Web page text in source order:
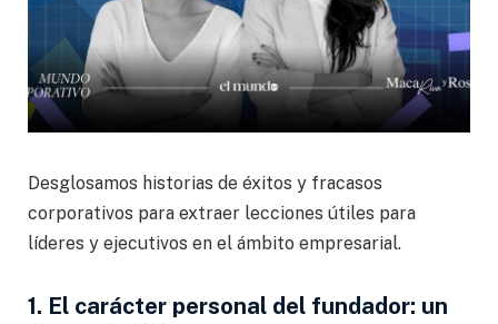
Desglosamos historias de éxitos y fracasos
corporativos para extraer lecciones útiles para
líderes y ejecutivos en el ámbito empresarial.
1. El carácter personal del fundador: un